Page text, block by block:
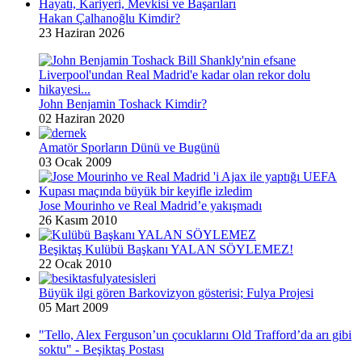
Hakan Çalhanoğlu Kimdir?
23 Haziran 2026
John Benjamin Toshack Kimdir?
02 Haziran 2020
Amatör Sporların Dünü ve Bugünü
03 Ocak 2009
Jose Mourinho ve Real Madrid’e yakışmadı
26 Kasım 2010
Beşiktaş Kulübü Başkanı YALAN SÖYLEMEZ!
22 Ocak 2010
Büyük ilgi gören Barkovizyon gösterisi; Fulya Projesi
05 Mart 2009
"Tello, Alex Ferguson’un çocuklarını Old Trafford’da arı gibi
soktu" - Beşiktaş Postası